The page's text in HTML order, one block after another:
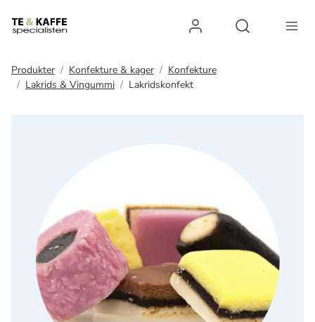
Log ind
Produkter Konfekture & kager
Konfekture
Lakrids & Vingummi
Lakridskonfekt